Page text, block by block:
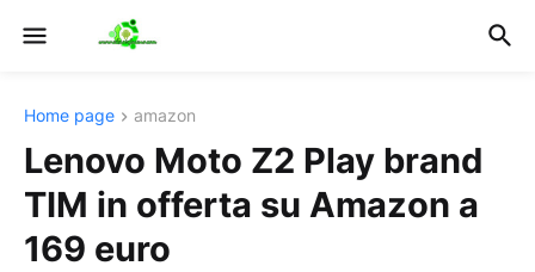
Home page amazon
Lenovo Moto Z2 Play brand
TIM in offerta su Amazon a
169 euro